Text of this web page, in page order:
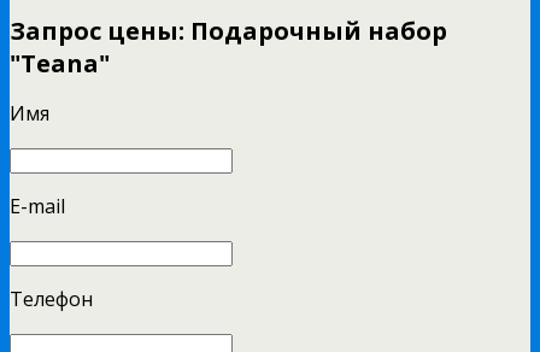
Запрос цены: Подарочный набор
"Teana"
Имя
E-mail
Телефон